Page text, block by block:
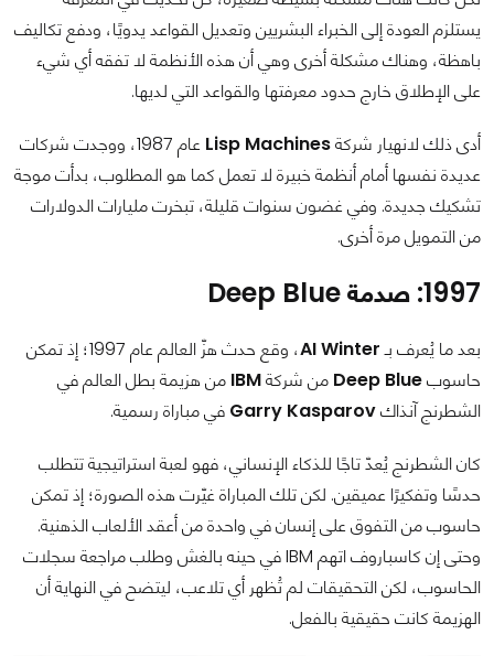
يستلزم العودة إلى الخبراء البشريين وتعديل القواعد يدويًا، ودفع تكاليف
باهظة، وهناك مشكلة أخرى وهي أن هذه الأنظمة لا تفقه أي شيء
على الإطلاق خارج حدود معرفتها والقواعد التي لديها.
أدى ذلك لانهيار شركةLisp Machines
عام 1987، ووجدت شركات
عديدة نفسها أمام أنظمة خبيرة لا تعمل كما هو المطلوب، بدأت موجة
تشكيك جديدة. وفي غضون سنوات قليلة، تبخرت مليارات الدولارات
من التمويل مرة أخرى.
1997: صدمة Deep Blue
بعد ما يُعرف بـAI Winter
، وقع حدث هزّ العالم عام 1997؛ إذ تمكن
حاسوبDeep Blue من شركةIBM من هزيمة بطل العالم في
الشطرنج آنذاكGarry Kasparov في مباراة رسمية.
كان الشطرنج يُعدّ تاجًا للذكاء الإنساني، فهو لعبة استراتيجية تتطلب
حدسًا وتفكيرًا عميقين. لكن تلك المباراة غيّرت هذه الصورة؛ إذ تمكن
حاسوب من التفوق على إنسان في واحدة من أعقد الألعاب الذهنية.
وحتى إن كاسباروف اتهم IBM في حينه بالغش وطلب مراجعة سجلات
الحاسوب، لكن التحقيقات لم تُظهر أي تلاعب، ليتضح في النهاية أن
الهزيمة كانت حقيقية بالفعل.